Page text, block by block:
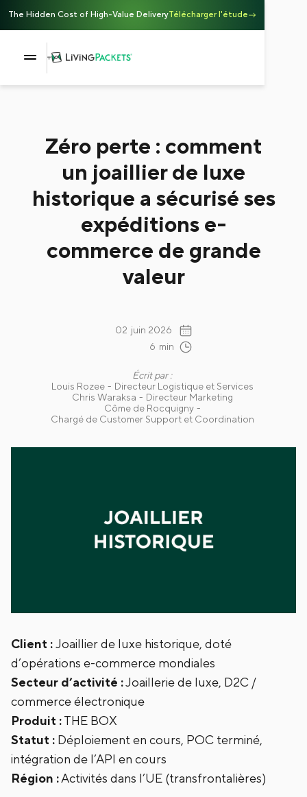
The Hidden Cost of High-Value DeliveryTélécharger l'étude
Zéro perte : comment
un joaillier de luxe
historique a sécurisé ses
expéditions e-
commerce de grande
valeur
02 juin 2026
6 min
Écrit par :
Louis Rozee - Directeur Logistique et Services
Chris Waraksa - Directeur Marketing
Côme de Rocquigny -
Chargé de Customer Support et Coordination
‍Client :Joaillier de luxe historique, doté
d’opérations e-commerce mondiales
Secteur d’activité :Joaillerie de luxe, D2C /
commerce électronique
Produit :THE BOX
Statut : Déploiement en cours, POC terminé,
intégration de l’API en cours
Région :Activités dans l’UE (transfrontalières)